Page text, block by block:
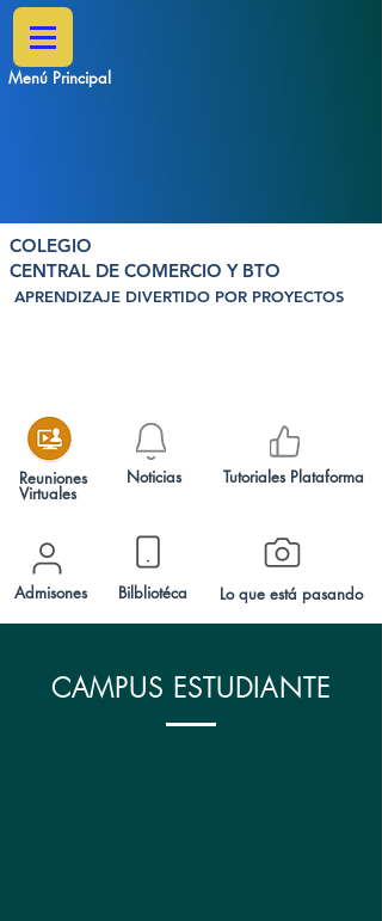
Menú Principal
Tutoriales Plataforma
Bilbliotéca
Admisones Lo que está pasando
Noticias
Reuniones
Virtuales
COLEGIO
CENTRAL DE COMERCIO Y BTO
APRENDIZAJE DIVERTIDO POR PROYECTOS
CAMPUS ESTUDIANTE